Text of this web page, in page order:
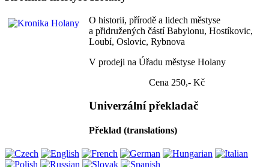
O historii, přírodě a lidech městyse
a přidružených částí Babylonu, Hostíkovic,
Loubí, Oslovic, Rybnova
V prodeji na Úřadu městyse Holany
Cena 250,- Kč
Univerzální překladač
Překlad (translations)